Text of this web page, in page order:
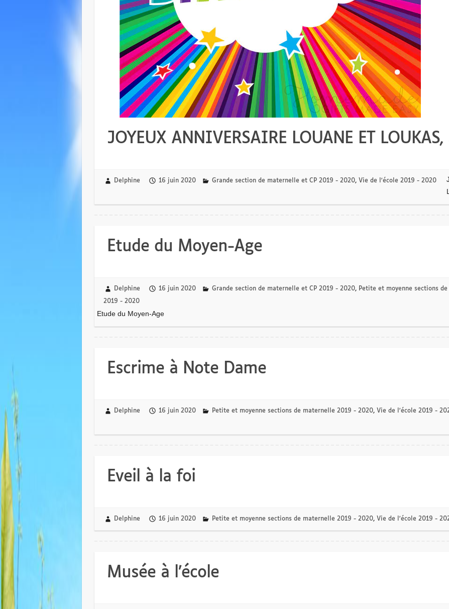
JOYEUX ANNIVERSAIRE LOUANE ET
Delphine 16 juin 2020 Grande section de maternelle et CP 2019 - 2020, Vie de l'école 2019 - 2020
Etude du Moyen-Age
Delphine 16 juin 2020 Grande section de maternelle et CP 2019 - 2020, Petite et moyenne sections
2019 - 2020
Etude du Moyen-Age
Escrime à Note Dame
Delphine 16 juin 2020 Petite et moyenne sections de maternelle 2019 - 2020, Vie de l'école 2019 -
Eveil à la foi
Delphine 16 juin 2020 Petite et moyenne sections de maternelle 2019 - 2020, Vie de l'école 2019 -
Musée à l’école